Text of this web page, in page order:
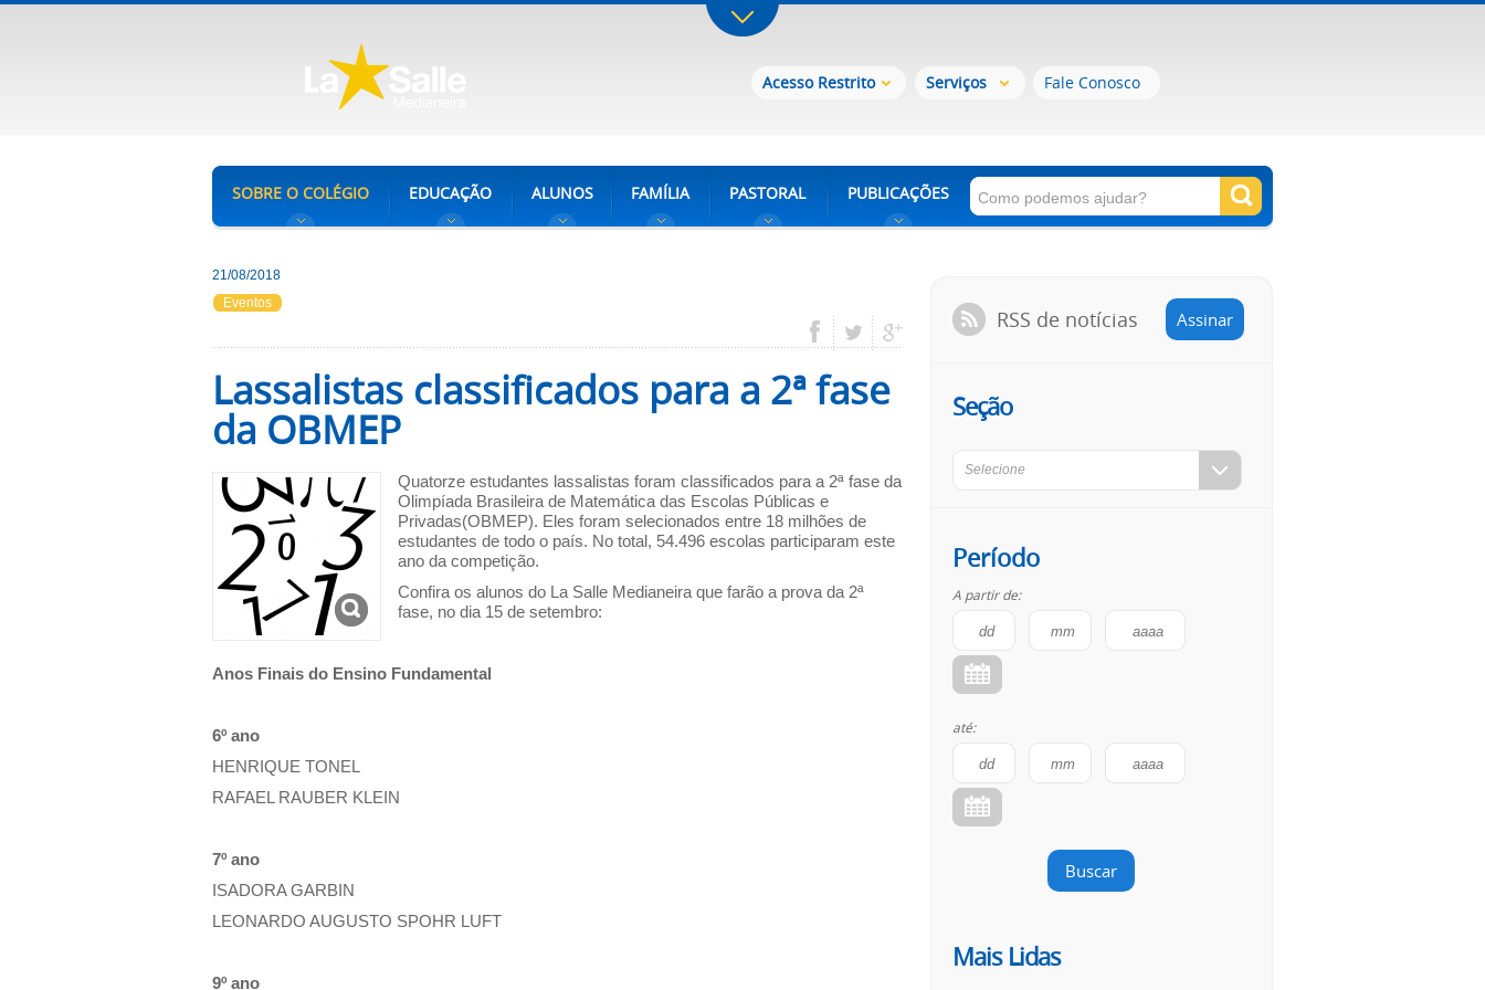
Acesso Restrito Serviços Fale Conosco
SOBRE O COLÉGIO EDUCAÇÃO ALUNOS FAMÍLIA PASTORAL PUBLICAÇÕES
21/08/2018
Eventos
Lassalistas classificados para a 2ª fase
da OBMEP
Quatorze estudantes lassalistas foram classificados para a 2ª fase da
Olimpíada Brasileira de Matemática das Escolas Públicas e
Privadas(OBMEP). Eles foram selecionados entre 18 milhões de
estudantes de todo o país. No total, 54.496 escolas participaram este
ano da competição.
Confira os alunos do La Salle Medianeira que farão a prova da 2ª
fase, no dia 15 de setembro:
Anos Finais do Ensino Fundamental
6º ano
HENRIQUE TONEL
RAFAEL RAUBER KLEIN
7º ano
ISADORA GARBIN
LEONARDO AUGUSTO SPOHR LUFT
9º ano
RSS de notícias Assinar
Seção
Selecione
Período
A partir de:
até:
Buscar
Mais Lidas